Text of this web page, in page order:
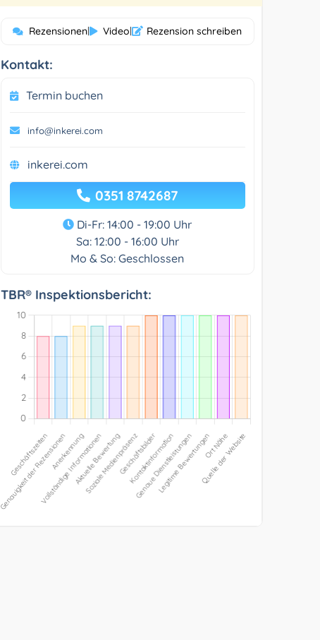
Rezensionen| Video| Rezension schreiben
Kontakt:
Termin buchen
info@inkerei.com
inkerei.com
0351 8742687
Di-Fr: 14:00 - 19:00 Uhr
Sa: 12:00 - 16:00 Uhr
Mo & So: Geschlossen
TBR® Inspektionsbericht: